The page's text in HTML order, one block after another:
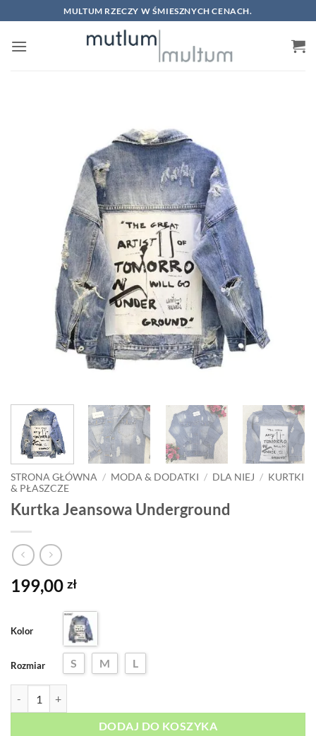
to
content
MULTUM RZECZY W ŚMIESZNYCH CENACH.
STRONA GŁÓWNA / MODA & DODATKI / DLA NIEJ / KURTKI
& PŁASZCZE
Kurtka Jeansowa Underground
199,00 zł
Kolor
Rozmiar S M L
DODAJ DO KOSZYKA